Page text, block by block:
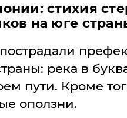
стихия
на юге
река в
пути. Кроме
оползни.